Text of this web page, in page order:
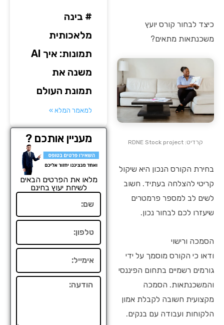
כיצד לבחור קורס יועץ
משכנתאות מתאים?
קרדיט: RDNE Stock project
בחירת הקורס הנכון היא שיקול
קריטי להצלחה בעתיד. חשוב
לשים לב למספר פרמטרים
שיעזרו לכם לבחור נכון.
הסמכה ורישוי
ודאו כי הקורס מוסמך על ידי
גורמים רשמיים בתחום הפיננסי
והמשכנתאות. הסמכה
מקצועית חשובה לקבלת אמון
הלקוחות ועבודה עם בנקים.
# בינה
מלאכותית
תמונות: איך AI
משנה את
תמונת העולם
למאמר המלא »
מעניין אותכם ?
מלאו את הפרטים הבאים
לשיחת יעוץ בחינם
הודעה